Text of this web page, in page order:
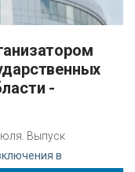
-
Выпуск
в